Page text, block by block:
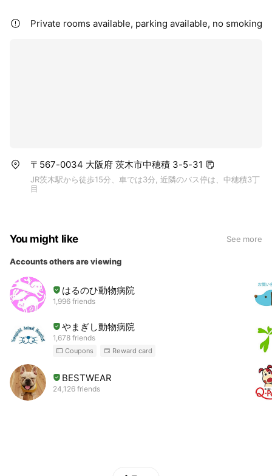
Private rooms available, parking available, no smoking
〒567-0034 大阪府 茨木市中穂積 3-5-31
JR茨木駅から徒歩15分、車では3分, 近隣のバス停は、中穂積3丁
目
You might like See more
Accounts others are viewing
はるのひ動物病院
1,996 friends
やまぎし動物病院
1,678 friends
Coupons Reward card
BESTWEAR
24,126 friends